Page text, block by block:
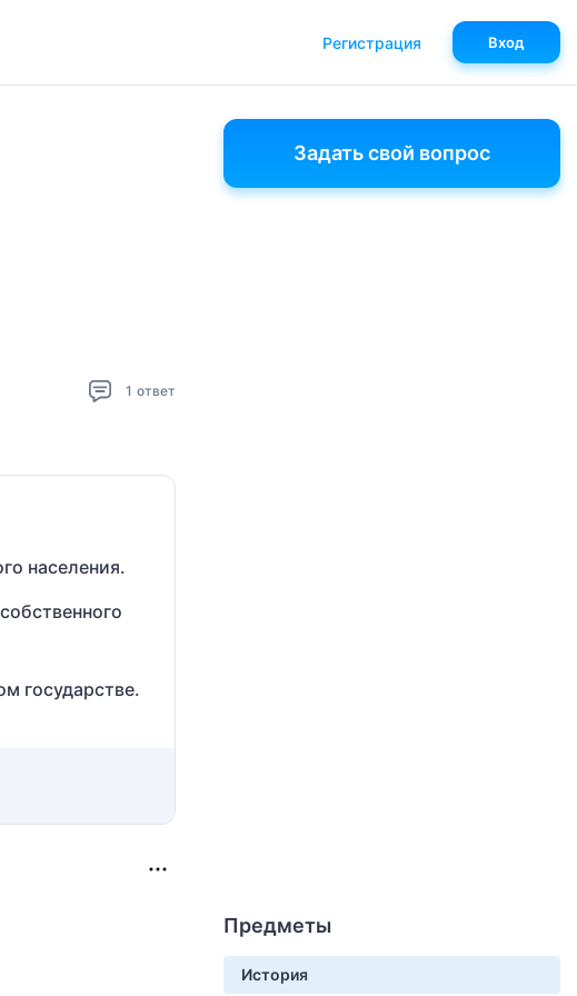
1 ответ
населения.
государстве.
Задать свой вопрос
Предметы
История
Регистрация Вход